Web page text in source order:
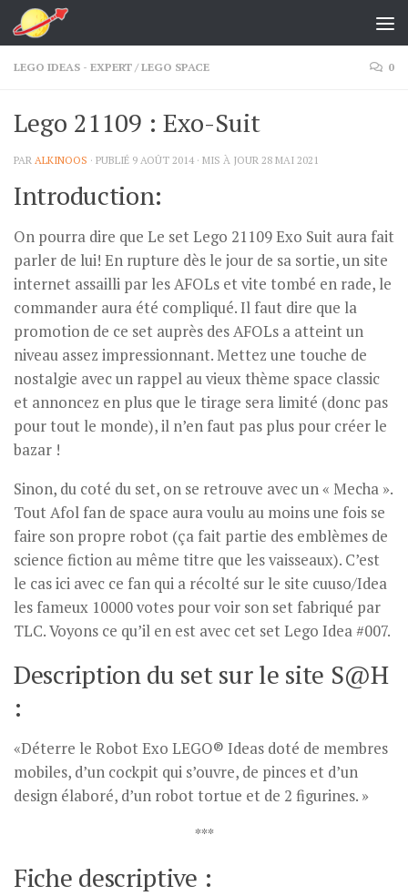
Skip to content
LEGO IDEAS - EXPERT/LEGO SPACE 0
Lego 21109 : Exo-Suit
PAR ALKINOOS · PUBLIÉ 9 AOÛT 2014 · MIS À JOUR 28 MAI 2021
Introduction:
On pourra dire que Le set Lego 21109 Exo Suit aura fait
parler de lui! En rupture dès le jour de sa sortie, un site
internet assailli par les AFOLs et vite tombé en rade, le
commander aura été compliqué. Il faut dire que la
promotion de ce set auprès des AFOLs a atteint un
niveau assez impressionnant. Mettez une touche de
nostalgie avec un rappel au vieux thème space classic
et annoncez en plus que le tirage sera limité (donc pas
pour tout le monde), il n’en faut pas plus pour créer le
bazar !
Sinon, du coté du set, on se retrouve avec un « Mecha ».
Tout Afol fan de space aura voulu au moins une fois se
faire son propre robot (ça fait partie des emblèmes de
science fiction au même titre que les vaisseaux). C’est
le cas ici avec ce fan qui a récolté sur le site cuuso/Idea
les fameux 10000 votes pour voir son set fabriqué par
TLC. Voyons ce qu’il en est avec cet set Lego Idea #007.
Description du set sur le site S@H
:
«Déterre le Robot Exo LEGO® Ideas doté de membres
mobiles, d’un cockpit qui s’ouvre, de pinces et d’un
design élaboré, d’un robot tortue et de 2 figurines. »
***
Fiche descriptive :